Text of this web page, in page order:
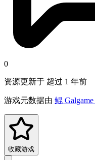
0
资源更新于 超过 1 年前
游戏元数据由 鲲 Galgame
收藏游戏